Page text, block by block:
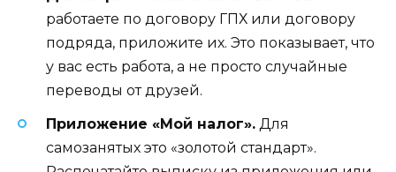
работаете по договору ГПХ или договору
подряда, приложите их. Это показывает, что
у вас есть работа, а не просто случайные
переводы от друзей.
Приложение «Мой налог». Для
самозанятых это «золотой стандарт».